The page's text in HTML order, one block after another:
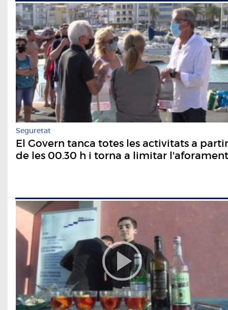
Seguretat
El Govern tanca totes les activitats a partir
de les 00.30 h i torna a limitar l'aforament